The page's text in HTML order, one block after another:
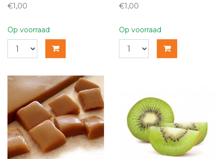
€1,00
Op voorraad
€1,00
Op voorraad